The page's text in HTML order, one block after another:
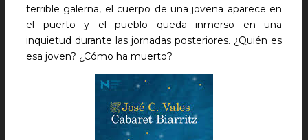
terrible galerna, el cuerpo de una jovena aparece en
el puerto y el pueblo queda inmerso en una
inquietud durante las jornadas posteriores. ¿Quién es
esa joven? ¿Cómo ha muerto?